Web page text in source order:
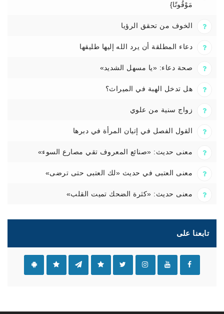
مَوْقُوتًا}
الخوف من تحقق الرؤيا
دعاء المطلقة أن يرد الله إليها طليقها
صحة دعاء: «يا مسهل الشديد»
هل تدخل الهبة في الميراث؟
زواج سنية من علوي
القول الفصل في إتيان المرأة في دبرها
معنى حديث: «صنائع المعروف تقي مصارع السوء»
معنى العتبى في حديث «لك العتبى حتى ترضى»
معنى حديث: «كثرة الضحك تميت القلب»
تابعنا على